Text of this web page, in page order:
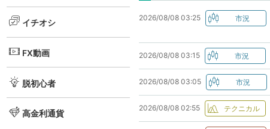
イチオシ
FX動画
脱初心者
高金利通貨
2026/08/08 03:25
2026/08/08 03:15
2026/08/08 03:05
2026/08/08 02:55